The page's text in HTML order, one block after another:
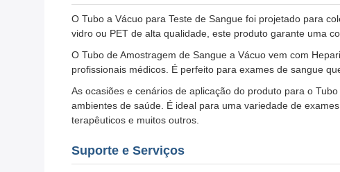
O Tubo a Vácuo para Teste de Sangue foi projetado para
vidro ou PET de alta qualidade, este produto garante uma
O Tubo de Amostragem de Sangue a Vácuo vem com
profissionais médicos. É perfeito para exames de sangue
As ocasiões e cenários de aplicação do produto para o
ambientes de saúde. É ideal para uma variedade de
terapêuticos e muitos outros.
Suporte e Serviços